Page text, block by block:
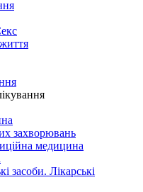
захворювань
медицина
засоби. Лікарські